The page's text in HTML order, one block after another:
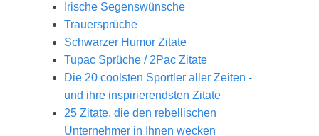
Irische Segenswünsche
Trauersprüche
Schwarzer Humor Zitate
Tupac Sprüche / 2Pac Zitate
Die 20 coolsten Sportler aller Zeiten -
und ihre inspirierendsten Zitate
25 Zitate, die den rebellischen
Unternehmer in Ihnen wecken